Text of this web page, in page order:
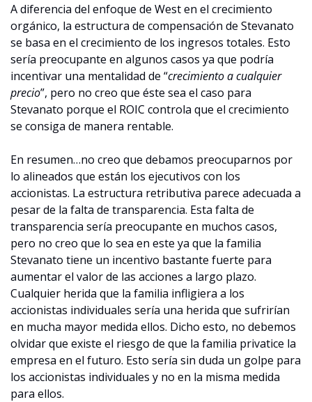
A diferencia del enfoque de West en el crecimiento
orgánico, la estructura de compensación de Stevanato
se basa en el crecimiento de los ingresos totales. Esto
sería preocupante en algunos casos ya que podría
incentivar una mentalidad de “crecimiento a cualquier
precio”, pero no creo que éste sea el caso para
Stevanato porque el ROIC controla que el crecimiento
se consiga de manera rentable.
En resumen…no creo que debamos preocuparnos por
lo alineados que están los ejecutivos con los
accionistas. La estructura retributiva parece adecuada a
pesar de la falta de transparencia. Esta falta de
transparencia sería preocupante en muchos casos,
pero no creo que lo sea en este ya que la familia
Stevanato tiene un incentivo bastante fuerte para
aumentar el valor de las acciones a largo plazo.
Cualquier herida que la familia infligiera a los
accionistas individuales sería una herida que sufrirían
en mucha mayor medida ellos. Dicho esto, no debemos
olvidar que existe el riesgo de que la familia privatice la
empresa en el futuro. Esto sería sin duda un golpe para
los accionistas individuales y no en la misma medida
para ellos.